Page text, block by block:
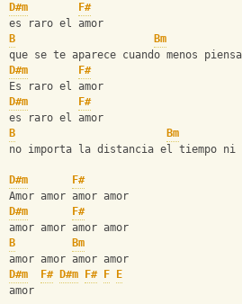
D#m
F#
es raro el amor
B
Bm
que se te aparece cuando menos
D#m
F#
Es raro el amor
D#m
F#
es raro el amor
B
Bm
no importa la distancia el tiempo ni
D#m
F#
Amor amor amor amor
D#m
F#
amor amor amor amor
B
Bm
amor amor amor amor
D#m
F# D#m F# F
E
amor